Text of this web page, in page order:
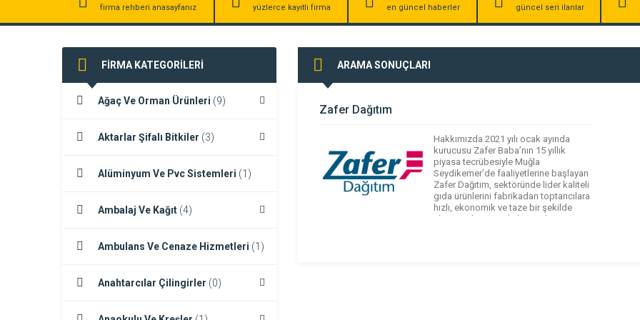
firma rehberi anasayfanız yüzlerce kayıtlı firma en güncel haberler güncel seri ilanlar
FİRMA KATEGORİLERİ
Ağaç Ve Orman Ürünleri (9)
Aktarlar Şifalı Bitkiler (3)
Alüminyum Ve Pvc Sistemleri (1)
Ambalaj Ve Kağıt (4)
Ambulans Ve Cenaze Hizmetleri (1)
Anahtarcılar Çilingirler (0)
ARAMA SONUÇLARI
Zafer Dağıtım
Hakkımızda 2021 yılı ocak ayında
kurucusu Zafer Baba’nın 15 yıllık
piyasa tecrübesiyle Muğla
Seydikemer’de faaliyetlerine başlayan
Zafer Dağıtım, sektöründe lider kaliteli
gıda ürünlerini fabrikadan toptancılara
hızlı, ekonomik ve taze bir şekilde
ulaştırmak amacıyla hizmetlerine